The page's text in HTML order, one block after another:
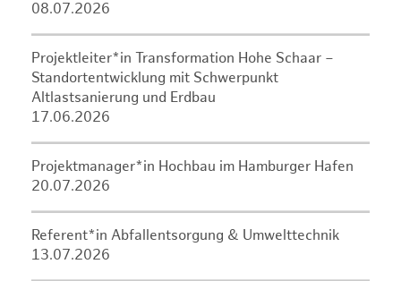
08.07.2026
Projektleiter*in Transformation Hohe Schaar –
Standortentwicklung mit Schwerpunkt
Altlastsanierung und Erdbau
17.06.2026
Projektmanager*in Hochbau im Hamburger Hafen
20.07.2026
Referent*in Abfallentsorgung & Umwelttechnik
13.07.2026